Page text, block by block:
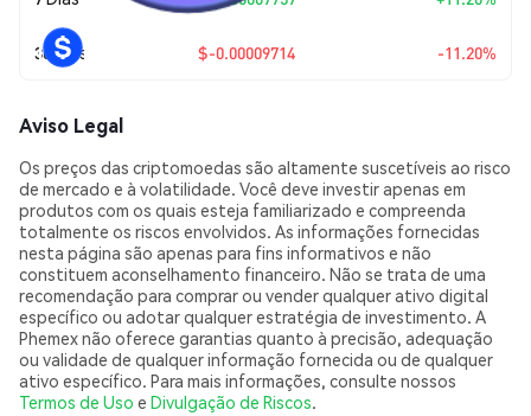
30 Dias $-0.00009714 -11.20%
Aviso Legal
Os preços das criptomoedas são altamente suscetíveis ao risco
de mercado e à volatilidade. Você deve investir apenas em
produtos com os quais esteja familiarizado e compreenda
totalmente os riscos envolvidos. As informações fornecidas
nesta página são apenas para fins informativos e não
constituem aconselhamento financeiro. Não se trata de uma
recomendação para comprar ou vender qualquer ativo digital
específico ou adotar qualquer estratégia de investimento. A
Phemex não oferece garantias quanto à precisão, adequação
ou validade de qualquer informação fornecida ou de qualquer
ativo específico. Para mais informações, consulte nossos
Termos de Uso e Divulgação de Riscos.